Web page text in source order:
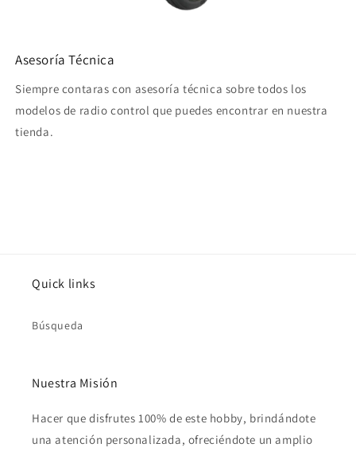
Asesoría Técnica
Siempre contaras con asesoría técnica sobre todos los
modelos de radio control que puedes encontrar en nuestra
tienda.
Quick links
Búsqueda
Nuestra Misión
Hacer que disfrutes 100% de este hobby, brindándote
una atención personalizada, ofreciéndote un amplio